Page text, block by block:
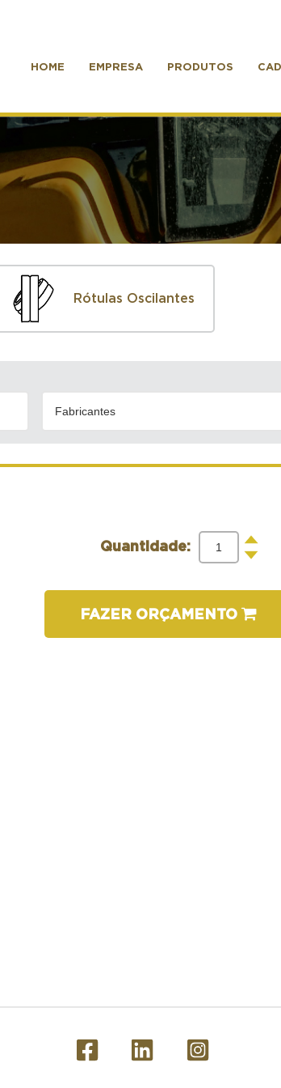
HOME EMPRESA PRODUTOS
Rótulas Oscilantes
Fabricantes
Quantidade:
+
-
FAZER ORÇAMENTO